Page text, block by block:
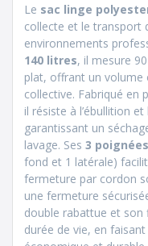
Le sac linge
collecte et le transport
environnements
140 litres, il mesure
plat, offrant un volume
collective. Fabriqué en
il résiste à l’ébullition et
garantissant un
lavage. Ses 3
fond et 1 latérale)
fermeture par cordon
une fermeture
double rabattue et
durée de vie, en faisant